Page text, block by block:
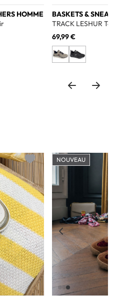
HOMME
BASKETS &
TRACK LESHUR
69,99 €
Add to wishlist
NOUVEAU